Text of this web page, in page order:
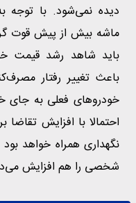
دیده نمی‌شود. با توجه
ماشه بیش از پیش قوت
باید شاهد رشد قیمت
باعث تغییر رفتار
خودروهای فعلی به جای
احتمالا با افزایش
نگهداری همراه خواهد
شخصی را هم افزایش